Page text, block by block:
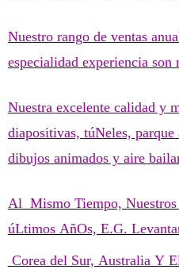
Nuestro rango de ventas
especialidad experiencia
Nuestra excelente calidad y
diapositivas, túNeles,
dibujos animados y aire
Al Mismo Tiempo, Nuestros
úLtimos AñOs, E.G.
Corea del Sur, Australia Y